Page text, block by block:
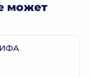
может
ИФА